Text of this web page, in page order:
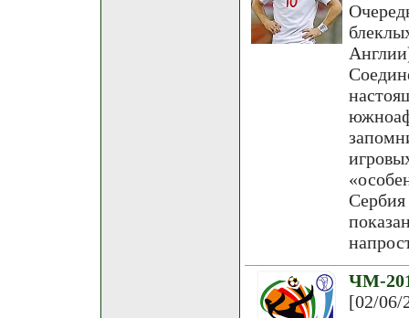
ЧМ-
[02/06/